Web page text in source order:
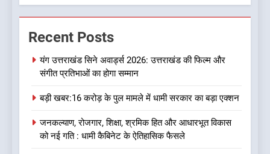
7
कांग्रेस की कार्यकारिणी का शुभ मुहूर्त,
उत्तराखण्ड
बड़ी खबर: मुख्यमंत्री पुष्कर सिंह धामी
को भाजपा ने दी नई जिम्मेदारी ,इन पूर्व
मुख्यमंत्री को भी मिली जिम्मेदारी
उत्तराखण्ड
Recent Posts
यंग उत्तराखंड सिने अवार्ड्स 2026: उत्तराखंड की फिल्म और
संगीत प्रतिभाओं का होगा सम्मान
बड़ी खबर:16 करोड़ के पुल मामले में धामी सरकार का बड़ा एक्शन
जनकल्याण, रोजगार, शिक्षा, श्रमिक हित और आधारभूत विकास
को नई गति : धामी कैबिनेट के ऐतिहासिक फैसले